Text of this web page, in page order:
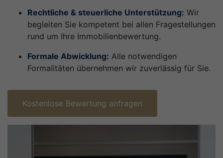
Rechtliche & steuerliche Unterstützung: Wir
begleiten Sie kompetent bei allen Fragestellungen
rund um Ihre Immobilienbewertung.
Formale Abwicklung: Alle notwendigen
Formalitäten übernehmen wir zuverlässig für Sie.
Kostenlose Bewertung anfragen